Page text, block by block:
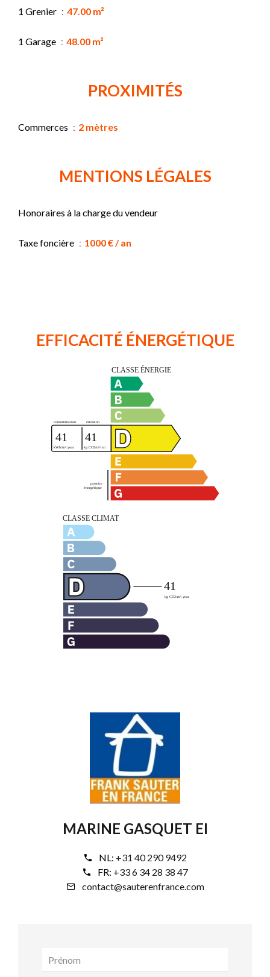
1 Grenier 47.00 m²
1 Garage 48.00 m²
PROXIMITÉS
Commerces 2 mètres
MENTIONS LÉGALES
Honoraires à la charge du vendeur
Taxe foncière 1000 € / an
EFFICACITÉ ÉNERGÉTIQUE
MARINE GASQUET EI
NL: +31 40 290 9492
FR: +33 6 34 28 38 47
contact@sauterenfrance.com